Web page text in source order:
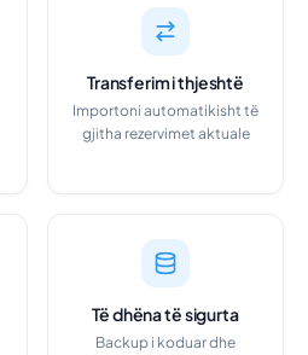
Transferim i thjeshtë
Importoni automatikisht të
gjitha rezervimet aktuale
Të dhëna të sigurta
Backup i koduar dhe